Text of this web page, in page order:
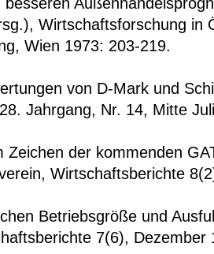
Wirtschaftsforschung in
Wien 1973: 203-219.
von D-Mark und
Jahrgang, Nr. 14, Mitte
Zeichen der kommenden
Wirtschaftsberichte
Betriebsgröße und
7(6), Dezember